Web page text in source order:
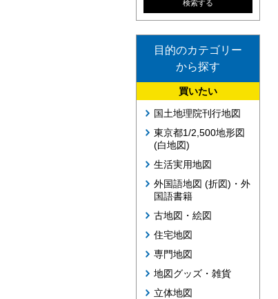
目的のカテゴリー
から探す
買いたい
国土地理院刊行地図
東京都1/2,500地形図
(白地図)
生活実用地図
外国語地図 (折図)・外
国語書籍
古地図・絵図
住宅地図
専門地図
地図グッズ・雑貨
立体地図